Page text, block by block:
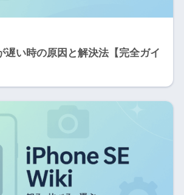
遅い時の原因と解決法【完全ガイ